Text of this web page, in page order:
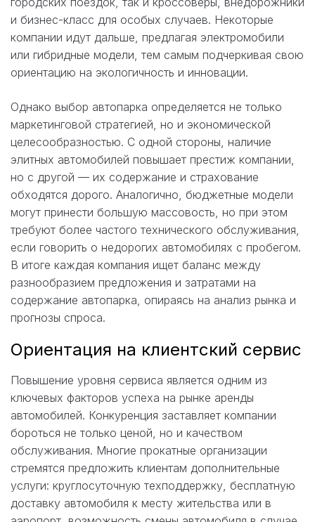
и бизнес-класс для особых случаев. Некоторые
компании идут дальше, предлагая электромобили
или гибридные модели, тем самым подчеркивая свою
ориентацию на экологичность и инновации.
Однако выбор автопарка определяется не только
маркетинговой стратегией, но и экономической
целесообразностью. С одной стороны, наличие
элитных автомобилей повышает престиж компании,
но с другой — их содержание и страхование
обходятся дорого. Аналогично, бюджетные модели
могут принести большую массовость, но при этом
требуют более частого технического обслуживания,
если говорить о недорогих автомобилях с пробегом.
В итоге каждая компания ищет баланс между
разнообразием предложения и затратами на
содержание автопарка, опираясь на анализ рынка и
прогнозы спроса.
Ориентация на клиентский сервис
Повышение уровня сервиса является одним из
ключевых факторов успеха на рынке аренды
автомобилей. Конкуренция заставляет компании
бороться не только ценой, но и качеством
обслуживания. Многие прокатные организации
стремятся предложить клиентам дополнительные
услуги: круглосуточную техподдержку, бесплатную
доставку автомобиля к месту жительства или в